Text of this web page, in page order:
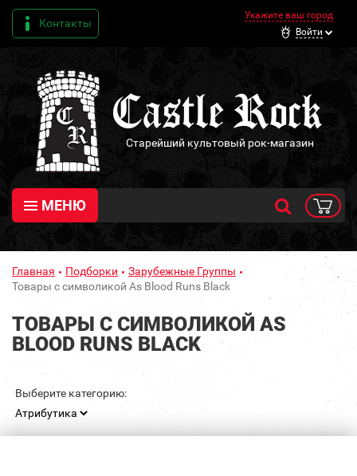
Контакты
Укажите ваш город
Войти
Старейший культовый рок-магазин
МЕНЮ
Главная Подборки
Зарубежные Группы
Товары с символикой As Blood Runs Black
ТОВАРЫ С СИМВОЛИКОЙ AS
BLOOD RUNS BLACK
Выберите категорию: